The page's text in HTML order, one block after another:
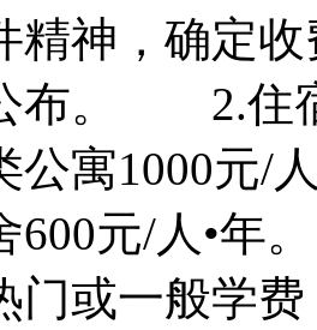
精神，确定
布。 2.住宿
公寓1000元/
600元/人•
门或一般学